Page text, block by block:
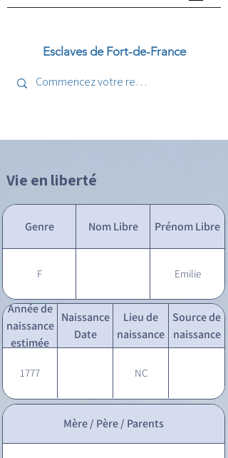
Esclaves de Fort-de-France
Vie en liberté
Genre Nom Libre Prénom Libre
F Emilie
Année de
naissance
estimée
Naissance
Date
Lieu de
naissance
Source de
naissance
1777 NC
Mère / Père / Parents